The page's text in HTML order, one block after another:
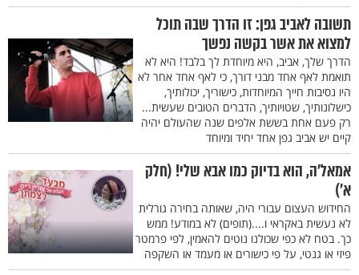
תשובה לאביב גפן: זו הדרך שבה תוכל
למצוא את אשר בקשה נפשך
הדרך שלך, אביב, היא מיוחדת לך בלבד! היא לא
תואמת לאף אחד מבני דורך, כי לאף אחד אחר לא
היו נסיבות חייך המיוחדות, כישוריך, יכולותיך,
כישלונותיך, שטויותיך, הדברים הטובים שעשית...
רק פעם אחת בששת אלפים שנה שהעולם יהיה
קיים יש אביב גפן אחד יחיד ומיוחד
אמאל’ה, הוא בדיוק כמו אבא שלי! (חלק
א’)
החידוש העצום עבורי היה, שאותה בחירה גורלית
לא נעשית באקראי ו....(תופים) לא במודע! ממש
כך. בטח לא כפי שכולנו נוטים להאמין, לפי פרמטר
פיזי או גנטי, על פי כישורים או מעמד או השקפה